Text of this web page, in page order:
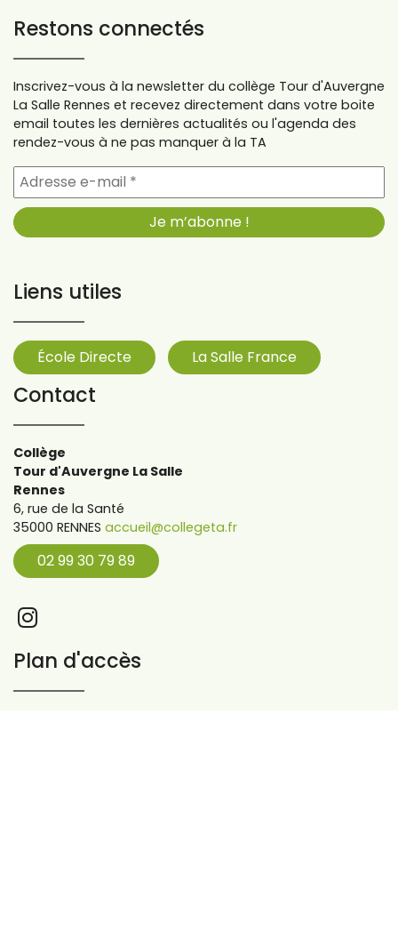
Restons connectés
Inscrivez-vous à la newsletter du collège Tour d'Auvergne
La Salle Rennes et recevez directement dans votre boite
email toutes les dernières actualités ou l'agenda des
rendez-vous à ne pas manquer à la TA
Liens utiles
École Directe La Salle France
Contact
Collège
Tour d'Auvergne La Salle
Rennes
6, rue de la Santé
35000 RENNES accueil@collegeta.fr
02 99 30 79 89
Plan d'accès